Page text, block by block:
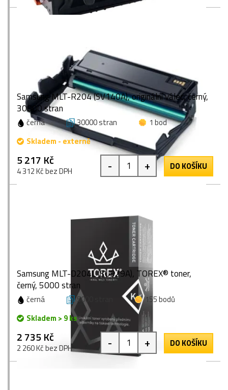
Samsung MLT-R204 (SV140A), originální válec, černý,
30000 stran
černá 30000 stran
1 bod
Skladem - externě
5 217 Kč
4 312 Kč bez DPH - + DO KOŠÍKU
Samsung MLT-D204L (SU929A), TOREX® toner,
černý, 5000 stran
černá 5000 stran
155 bodů
Skladem > 9 ks
2 735 Kč
2 260 Kč bez DPH - + DO KOŠÍKU